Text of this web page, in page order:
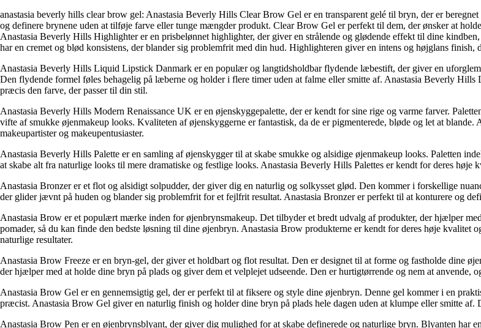
anastasia beverly hills clear brow gel: Anastasia Beverly Hills Clear Brow Gel er en transparent gelé til bryn, der er
og definere brynene uden at tilføje farve eller tunge mængder produkt. Clear Brow Gel er perfekt til dem, der ønsker at
Anastasia Beverly Hills Highlighter er en prisbelønnet highlighter, der giver en strålende og glødende effekt til dine
har en cremet og blød konsistens, der blander sig problemfrit med din hud. Highlighteren giver en intens og højglans
Anastasia Beverly Hills Liquid Lipstick Danmark er en populær og langtidsholdbar flydende læbestift, der giver en
Den flydende formel føles behagelig på læberne og holder i flere timer uden at falme eller smitte af. Anastasia Beverly
præcis den farve, der passer til din stil.
Anastasia Beverly Hills Modern Renaissance UK er en øjenskyggepalette, der er kendt for sine rige og varme farver.
vifte af smukke øjenmakeup looks. Kvaliteten af ​​øjenskyggerne er fantastisk, da de er pigmenterede, bløde og let at
makeupartister og makeupentusiaster.
Anastasia Beverly Hills Palette er en samling af øjenskygger til at skabe smukke og alsidige øjenmakeup looks. Paletten
at skabe alt fra naturlige looks til mere dramatiske og festlige looks. Anastasia Beverly Hills Palettes er kendt for deres høje
Anastasia Bronzer er et flot og alsidigt solpudder, der giver dig en naturlig og solkysset glød. Den kommer i forskellige
der glider jævnt på huden og blander sig problemfrit for et fejlfrit resultat. Anastasia Bronzer er perfekt til at konturere og
Anastasia Brow er et populært mærke inden for øjenbrynsmakeup. Det tilbyder et bredt udvalg af produkter, der hjælper
pomader, så du kan finde den bedste løsning til dine øjenbryn. Anastasia Brow produkterne er kendt for deres høje
naturlige resultater.
Anastasia Brow Freeze er en bryn-gel, der giver et holdbart og flot resultat. Den er designet til at forme og fastholde dine
der hjælper med at holde dine bryn på plads og giver dem et velplejet udseende. Den er hurtigtørrende og nem at anvende,
Anastasia Brow Gel er en gennemsigtig gel, der er perfekt til at fiksere og style dine øjenbryn. Denne gel kommer i en
præcist. Anastasia Brow Gel giver en naturlig finish og holder dine bryn på plads hele dagen uden at klumpe eller smitte
Anastasia Brow Pen er en øjenbrynsblyant, der giver dig mulighed for at skabe definerede og naturlige bryn. Blyanten har